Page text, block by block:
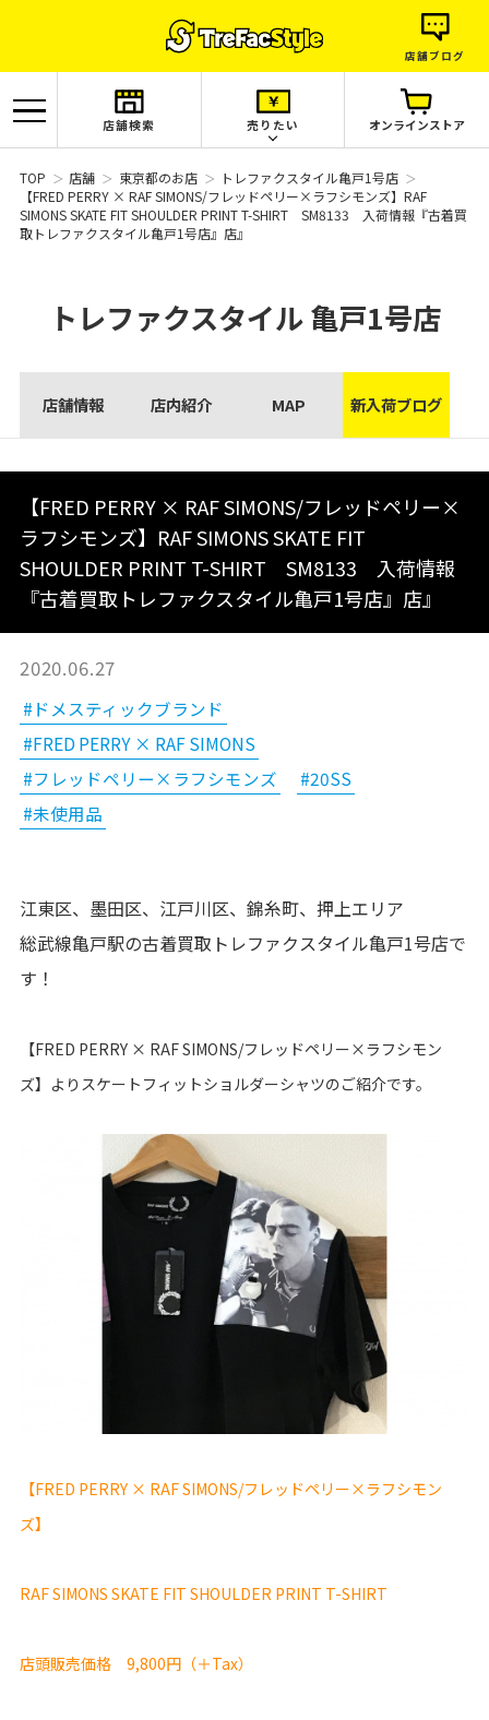
店舗ブログ
店舗検索 売りたい オンラインストア
TOP 店舗 東京都のお店
トレファクスタイル亀戸1号店
【FRED PERRY × RAF SIMONS/フレッドペリー×ラフシモンズ】RAF
SIMONS SKATE FIT SHOULDER PRINT T-SHIRT SM8133 入荷情報『古着買
取トレファクスタイル亀戸1号店』店』
トレファクスタイル亀戸1号店
店舗情報 店内紹介 MAP 新入荷ブログ
【FRED PERRY × RAF SIMONS/フレッドペリー×
ラフシモンズ】RAF SIMONS SKATE FIT
SHOULDER PRINT T-SHIRT SM8133 入荷情報
『古着買取トレファクスタイル亀戸1号店』店』
2020.06.27
#ドメスティックブランド
#FRED PERRY × RAF SIMONS
#フレッドペリー×ラフシモンズ
#20SS
#未使用品
江東区、墨田区、江戸川区、錦糸町、押上エリア
総武線亀戸駅の古着買取トレファクスタイル亀戸1号店で
す！
【FRED PERRY × RAF SIMONS/フレッドペリー×ラフシモン
ズ】よりスケートフィットショルダーシャツのご紹介です。
【FRED PERRY × RAF SIMONS/フレッドペリー×ラフシモン
ズ】
RAF SIMONS SKATE FIT SHOULDER PRINT T-SHIRT
店頭販売価格 9,800円（＋Tax）